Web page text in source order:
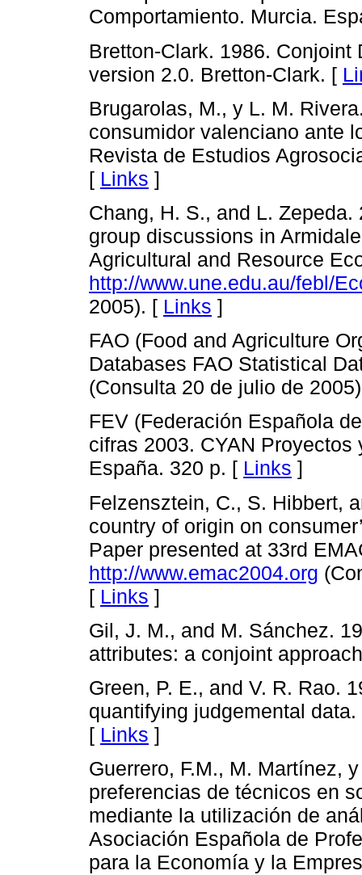
Comportamiento. Murcia.
Bretton-Clark. 1986.
version 2.0. Bretton-Clark. [
Brugarolas, M., y L. M.
consumidor valenciano ante
Revista de Estudios
[ Links ]
Chang, H. S., and L.
group discussions in
Agricultural and Resource
http://www.une.edu.au/febl/
2005). [ Links ]
FAO (Food and Agriculture
Databases FAO Statistical
(Consulta 20 de julio de
FEV (Federación Española
cifras 2003. CYAN
España. 320 p. [ Links ]
Felzensztein, C., S. Hibbert,
country of origin on
Paper presented at 33rd
http://www.emac2004.org
[ Links ]
Gil, J. M., and M. Sánchez.
attributes: a conjoint
Green, P. E., and V. R. Rao.
quantifying judgemental
[ Links ]
Guerrero, F.M., M. Martínez,
preferencias de técnicos en
mediante la utilización de
Asociación Española de
para la Economía y la